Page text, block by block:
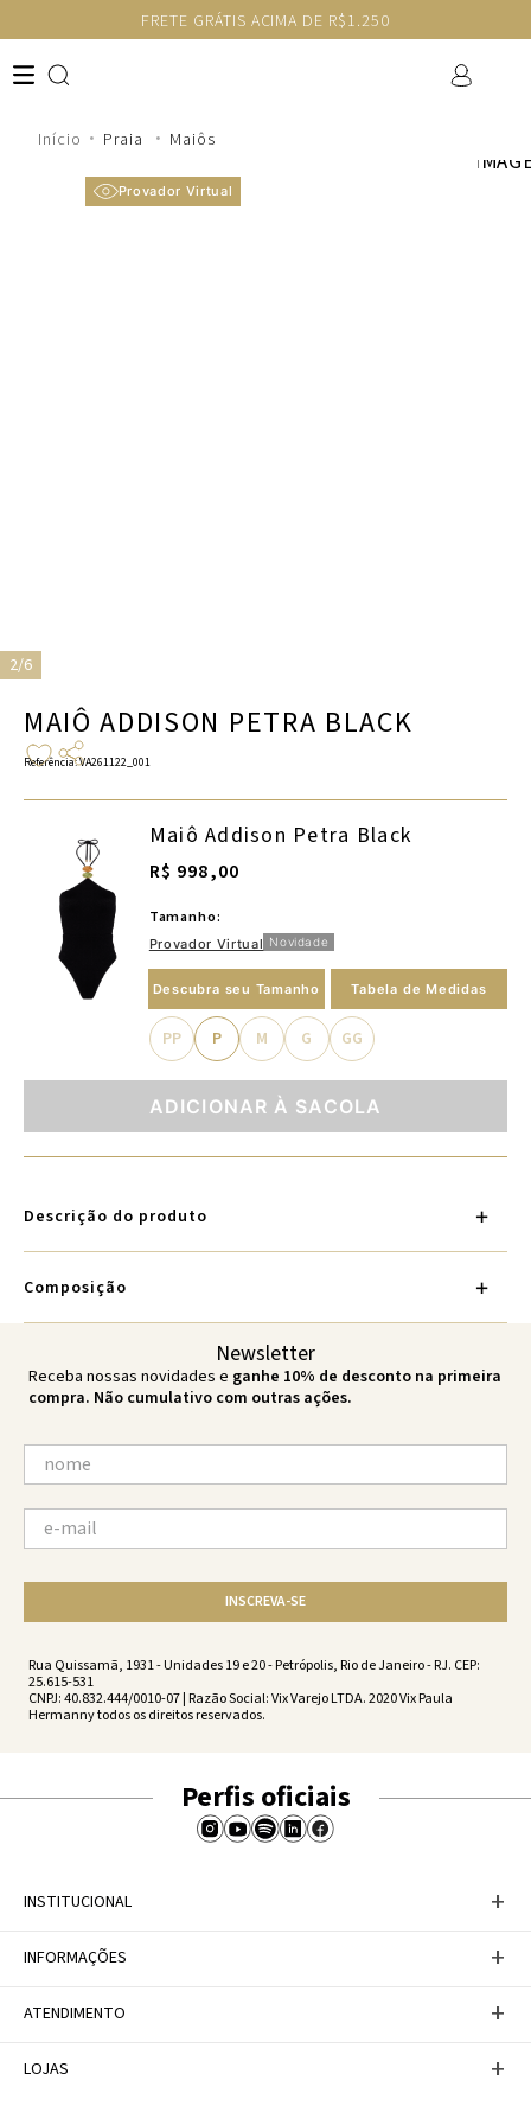
FRETE GRÁTIS ACIMA DE R$1.250
Praia Maiôs
Provador Virtual
2/6
MAIÔ ADDISON PETRA BLACK
Referência:VA261122_001
Maiô Addison Petra Black
R$ 998,00
Tamanho:
Provador Virtual Novidade
Descubra seu Tamanho Tabela de Medidas
PP P M G GG
ADICIONAR À SACOLA
Descrição do produto
Composição
Newsletter
Receba nossas novidades e ganhe 10% de desconto na primeira
compra. Não cumulativo com outras ações.
INSCREVA-SE
Rua Quissamã, 1931 - Unidades 19 e 20 - Petrópolis, Rio de Janeiro - RJ. CEP:
25.615-531
CNPJ: 40.832.444/0010-07 | Razão Social: Vix Varejo LTDA. 2020 Vix Paula
Hermanny todos os direitos reservados.
Perfis oficiais
INSTITUCIONAL +
A Marca
Trabalhe conosco
INFORMAÇÕES +
Política de Privacidade
Tabela de Medidas
ATENDIMENTO +
Personal Shopper
LOJAS +